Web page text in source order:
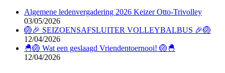
Algemene ledenvergadering 2026 Keizer Otto-Trivolley
03/05/2026
🏐🎉 SEIZOENSAFSLUITER VOLLEYBALBUS 🎉🏐
12/04/2026
🐣🏐 Wat een geslaagd Vriendentoernooi! 🏐🐣
12/04/2026